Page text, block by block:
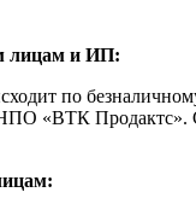
лицам и ИП:
по
«ВТК Продактс».